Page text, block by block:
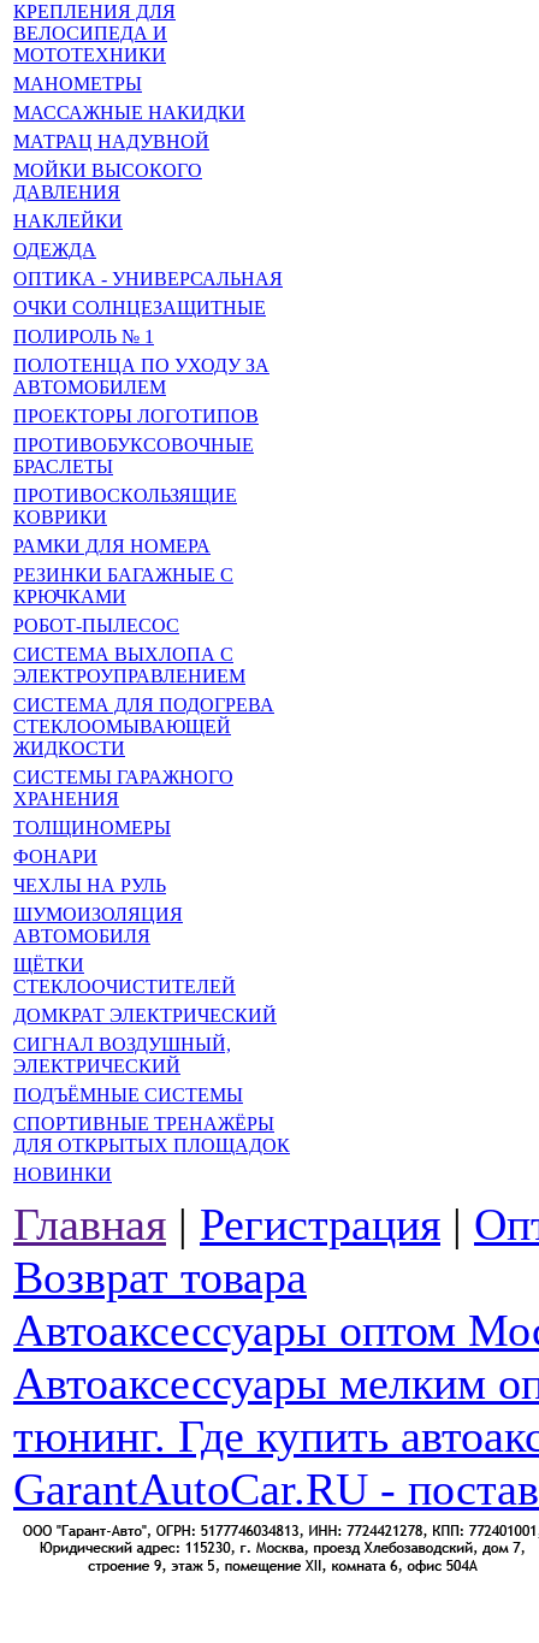
КРЕПЛЕНИЯ ДЛЯ
ВЕЛОСИПЕДА И
МОТОТЕХНИКИ
МАНОМЕТРЫ
МАССАЖНЫЕ НАКИДКИ
МАТРАЦ НАДУВНОЙ
МОЙКИ ВЫСОКОГО
ДАВЛЕНИЯ
НАКЛЕЙКИ
ОДЕЖДА
ОПТИКА - УНИВЕРСАЛЬНАЯ
ОЧКИ СОЛНЦЕЗАЩИТНЫЕ
ПОЛИРОЛЬ № 1
ПОЛОТЕНЦА ПО УХОДУ ЗА
АВТОМОБИЛЕМ
ПРОЕКТОРЫ ЛОГОТИПОВ
ПРОТИВОБУКСОВОЧНЫЕ
БРАСЛЕТЫ
ПРОТИВОСКОЛЬЗЯЩИЕ
КОВРИКИ
РАМКИ ДЛЯ НОМЕРА
РЕЗИНКИ БАГАЖНЫЕ С
КРЮЧКАМИ
РОБОТ-ПЫЛЕСОС
СИСТЕМА ВЫХЛОПА С
ЭЛЕКТРОУПРАВЛЕНИЕМ
СИСТЕМА ДЛЯ ПОДОГРЕВА
СТЕКЛООМЫВАЮЩЕЙ
ЖИДКОСТИ
СИСТЕМЫ ГАРАЖНОГО
ХРАНЕНИЯ
ТОЛЩИНОМЕРЫ
ФОНАРИ
ЧЕХЛЫ НА РУЛЬ
ШУМОИЗОЛЯЦИЯ
АВТОМОБИЛЯ
ЩЁТКИ
СТЕКЛООЧИСТИТЕЛЕЙ
ДОМКРАТ ЭЛЕКТРИЧЕСКИЙ
СИГНАЛ ВОЗДУШНЫЙ,
ЭЛЕКТРИЧЕСКИЙ
ПОДЪЁМНЫЕ СИСТЕМЫ
СПОРТИВНЫЕ ТРЕНАЖЁРЫ
ДЛЯ ОТКРЫТЫХ ПЛОЩАДОК
НОВИНКИ
Главная | Регистрация |
Возврат товара
Автоаксессуары оптом
Автоаксессуары мелким
тюнинг. Где купить
GarantAutoCar.RU -